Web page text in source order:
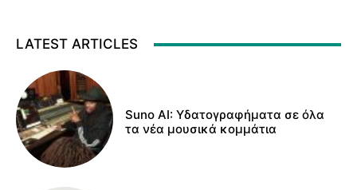
LATEST ARTICLES
Suno AI: Υδατογραφήματα σε όλα
τα νέα μουσικά κομμάτια